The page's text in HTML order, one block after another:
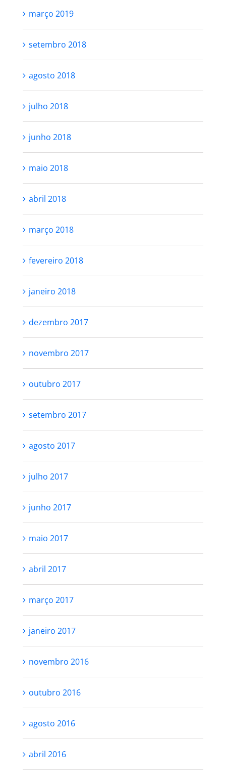
março 2019
setembro 2018
agosto 2018
julho 2018
junho 2018
maio 2018
abril 2018
março 2018
fevereiro 2018
janeiro 2018
dezembro 2017
novembro 2017
outubro 2017
setembro 2017
agosto 2017
julho 2017
junho 2017
maio 2017
abril 2017
março 2017
janeiro 2017
novembro 2016
outubro 2016
agosto 2016
abril 2016